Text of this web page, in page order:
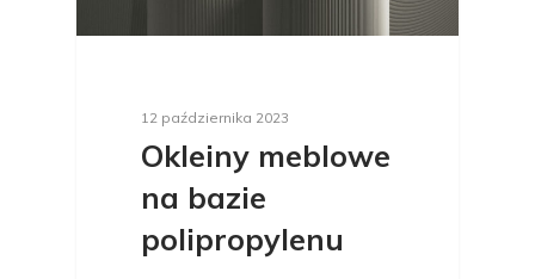
12 października 2023
Okleiny meblowe
na bazie
polipropylenu